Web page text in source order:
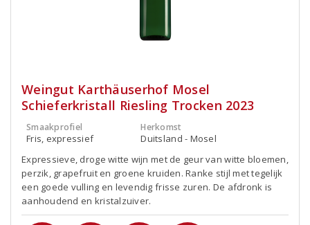
Weingut Karthäuserhof Mosel
Schieferkristall Riesling Trocken 2023
Smaakprofiel
Fris, expressief
Herkomst
Duitsland - Mosel
Expressieve, droge witte wijn met de geur van witte bloemen,
perzik, grapefruit en groene kruiden. Ranke stijl met tegelijk
een goede vulling en levendig frisse zuren. De afdronk is
aanhoudend en kristalzuiver.